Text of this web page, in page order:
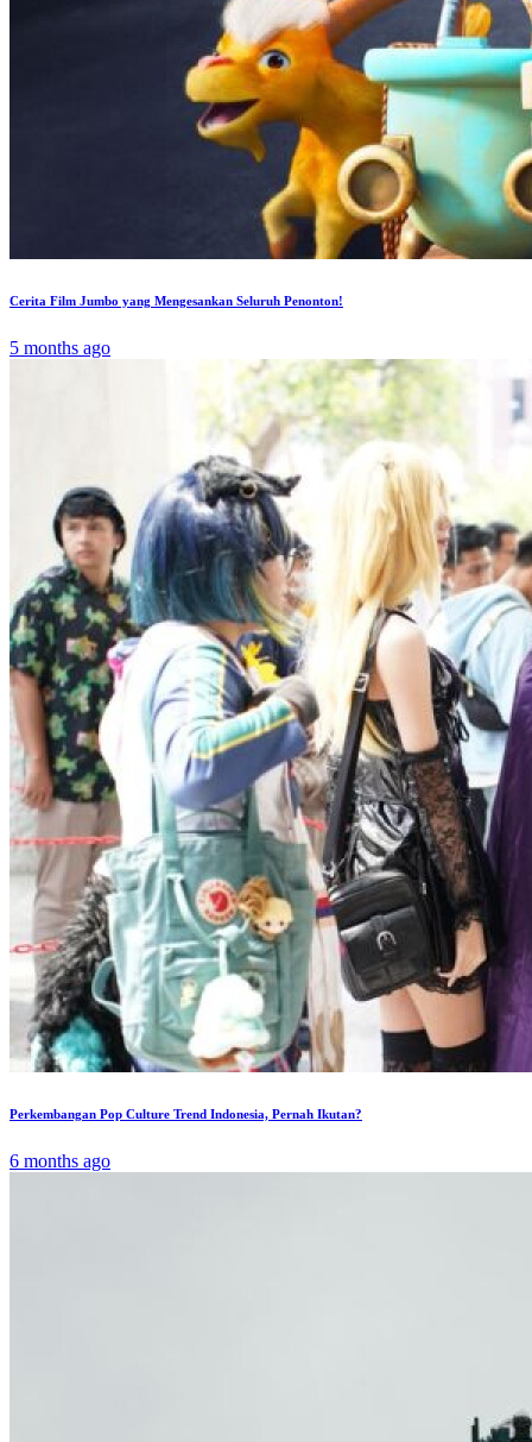
Cerita Film Jumbo yang Mengesankan Seluruh Penonton!
5 months ago
Perkembangan Pop Culture Trend Indonesia, Pernah Ikutan?
6 months ago